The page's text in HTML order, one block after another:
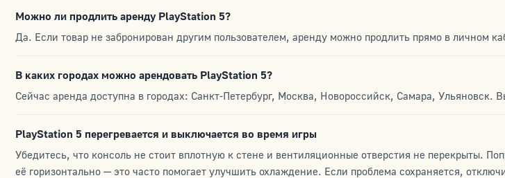
Можно ли продлить аренду PlayStation 5?
Да. Если товар не забронирован другим пользователем, аренду можно продлить прямо в личном
В каких городах можно арендовать PlayStation 5?
Сейчас аренда доступна в городах: Санкт-Петербург, Москва, Новороссийск, Самара,
PlayStation 5 перегревается и выключается во время игры
Убедитесь, что консоль не стоит вплотную к стене и вентиляционные отверстия не перекрыты.
её горизонтально — это часто помогает улучшить охлаждение. Если проблема сохраняется,